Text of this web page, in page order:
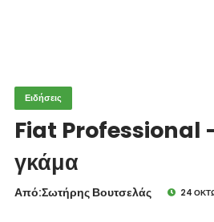
Ειδήσεις
Fiat Professional
γκάμα
Από:Σωτήρης Βουτσελάς 24